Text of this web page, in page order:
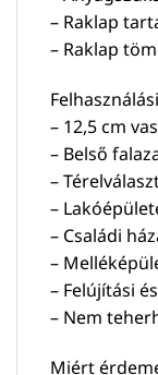
– Raklap
– Raklap
– 12,5 cm
– Belső
–
–
– Családi
–
– Felújítási
– Nem
Miért